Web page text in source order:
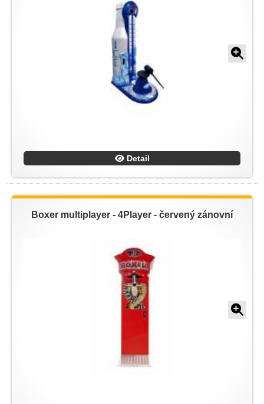
Detail
Boxer multiplayer - 4Player - červený zánovní